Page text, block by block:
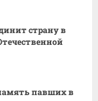
страну в
павших в